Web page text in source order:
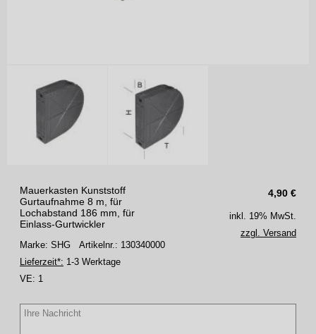
4,90 €
Mauerkasten Kunststoff
Gurtaufnahme 8 m, für
Lochabstand 186 mm, für
Einlass-Gurtwickler
Marke: SHG Artikelnr.: 130340000
Lieferzeit*: 1-3 Werktage
VE: 1
inkl. 19% MwSt.
zzgl. Versand